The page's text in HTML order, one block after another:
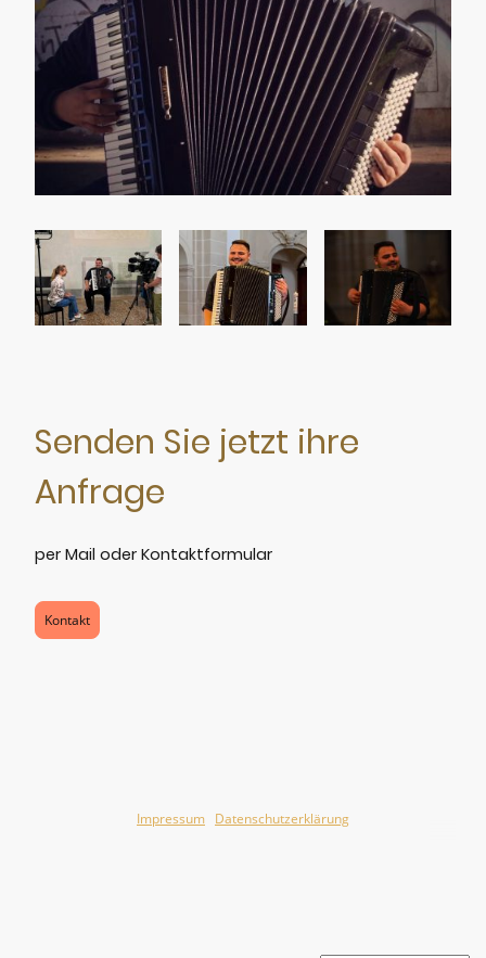
Senden Sie jetzt ihre
Anfrage
per Mail oder Kontaktformular
Kontakt
Impressum Datenschutzerklärung